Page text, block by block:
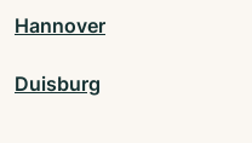
Hannover
Duisburg